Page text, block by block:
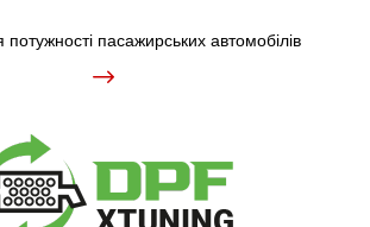
потужності пасажирських автомобілів